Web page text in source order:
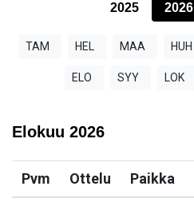
2025 2026
TAM HEL MAA HUH
ELO SYY LOK
Elokuu 2026
Pvm Ottelu Paikka